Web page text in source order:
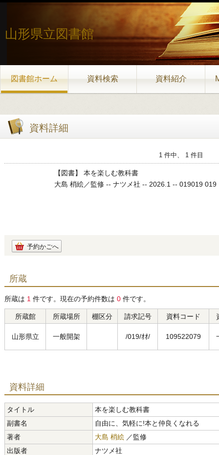
山形県立図書館
図書館ホーム 資料検索 資料紹介
資料詳細
1 件中、 1 件目
【図書】 本を楽しむ教科書
大島 梢絵／監修 -- ナツメ社 -- 2026.1 -- 019019 019
予約かごへ
所蔵
所蔵は 1 件です。現在の予約件数は 0 件です。
所蔵館 所蔵場所 棚区分 請求記号 資料コード
山形県立 一般開架 /019/ｵｵ/ 109522079
資料詳細
タイトル
本を楽しむ教科書
副書名
自由に、気軽に!本と仲良くなれる
著者
大島 梢絵 ／監修
出版者
ナツメ社